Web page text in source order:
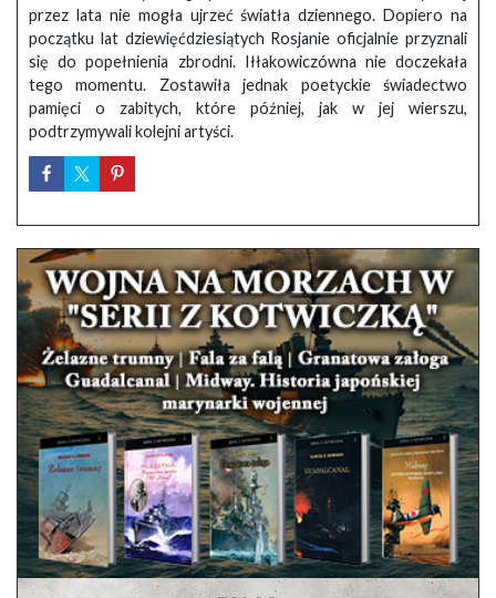
przez lata nie mogła ujrzeć światła dziennego. Dopiero na
początku lat dziewięćdziesiątych Rosjanie oficjalnie przyznali
się do popełnienia zbrodni. Iłłakowiczówna nie doczekała
tego momentu. Zostawiła jednak poetyckie świadectwo
pamięci o zabitych, które później, jak w jej wierszu,
podtrzymywali kolejni artyści.